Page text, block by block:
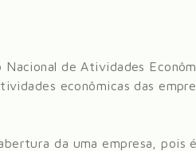
de Atividades
econômicas das
da uma empresa, pois